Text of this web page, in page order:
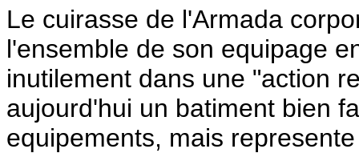
Le cuirasse de l'Armada
l'ensemble de son equipage
inutilement dans une "action
aujourd'hui un batiment bien
equipements, mais